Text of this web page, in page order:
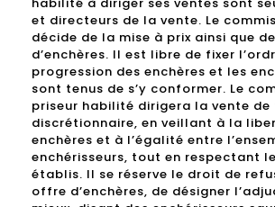
et directeurs de la vente. Le
décide de la mise à prix ainsi que
d’enchères. Il est libre de fixer
progression des enchères et les
sont tenus de s’y conformer. Le
priseur habilité dirigera la vente de
discrétionnaire, en veillant à la
enchères et à l’égalité entre
enchérisseurs, tout en respectant
établis. Il se réserve le droit de
offre d’enchères, de désigner